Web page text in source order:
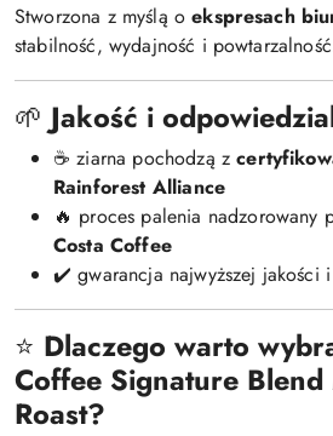
Stworzona z myślą oekspresach
stabilność, wydajność i
🌱Jakość i
☕ ziarna pochodzą z
Rainforest Alliance
🔥 proces palenia nadzorowany
Costa Coffee
✔️ gwarancja najwyższej jakości
⭐ Dlaczego warto
Coffee Signature Blend
Roast?